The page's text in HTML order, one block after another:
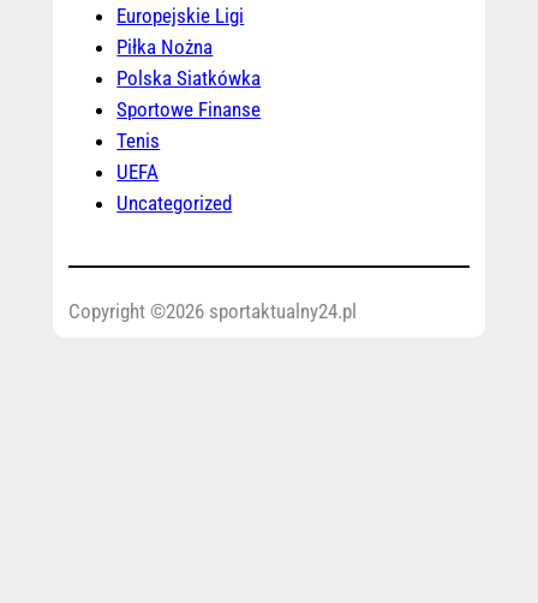
Europejskie Ligi
Piłka Nożna
Polska Siatkówka
Sportowe Finanse
Tenis
UEFA
Uncategorized
Copyright ©2026 sportaktualny24.pl